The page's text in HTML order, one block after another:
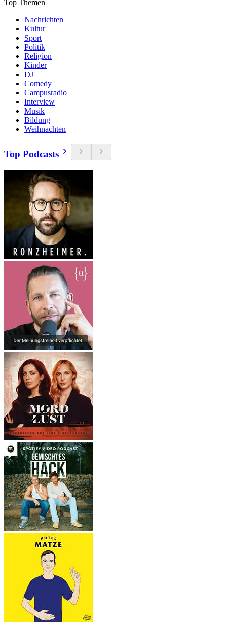
Top Themen
Nachrichten
Kultur
Sport
Politik
Religion
Kinder
DJ
Comedy
Campusradio
Interview
Musik
Bildung
Weihnachten
Top Podcasts